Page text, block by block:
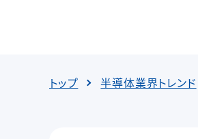
トップ 半導体業界トレンド